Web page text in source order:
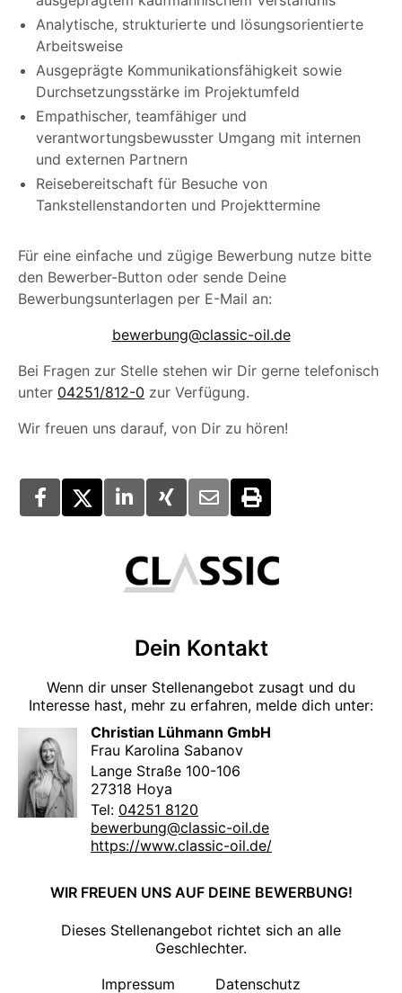
Analytische, strukturierte und lösungsorientierte
Arbeitsweise
Ausgeprägte Kommunikationsfähigkeit sowie
Durchsetzungsstärke im Projektumfeld
Empathischer, teamfähiger und
verantwortungsbewusster Umgang mit internen
und externen Partnern
Reisebereitschaft für Besuche von
Tankstellenstandorten und Projekttermine
Für eine einfache und zügige Bewerbung nutze bitte
den Bewerber-Button oder sende Deine
Bewerbungsunterlagen per E-Mail an:
bewerbung@classic-oil.de
Bei Fragen zur Stelle stehen wir Dir gerne telefonisch
unter 04251/812-0 zur Verfügung.
Wir freuen uns darauf, von Dir zu hören!
Dein Kontakt
Wenn dir unser Stellenangebot zusagt und du
Interesse hast, mehr zu erfahren, melde dich unter:
Christian Lühmann GmbH
Frau Karolina Sabanov
Lange Straße 100-106
27318 Hoya
Tel: 04251 8120
bewerbung@classic-oil.de
https://www.classic-oil.de/
WIR FREUEN UNS AUF DEINE BEWERBUNG!
Dieses Stellenangebot richtet sich an alle
Geschlechter.
Impressum
Datenschutz